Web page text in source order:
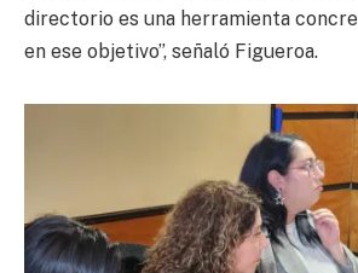
directorio es una herramienta
en ese objetivo”, señaló Figueroa.